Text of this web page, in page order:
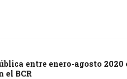
entre enero-agosto 2020
el BCR